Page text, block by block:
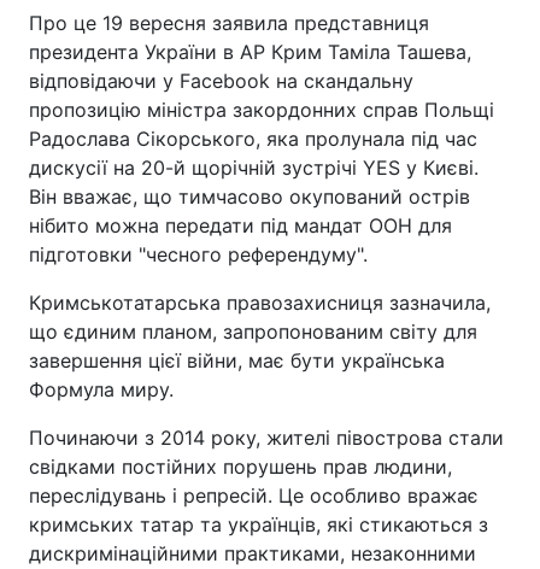
Про це 19 вересня заявила представниця
президента України в АР Крим Таміла Ташева,
відповідаючи у Facebook на скандальну
пропозицію міністра закордонних справ Польщі
Радослава Сікорського, яка пролунала під час
дискусії на 20-й щорічній зустрічі YES у Києві.
Він вважає, що тимчасово окупований острів
нібито можна передати під мандат ООН для
підготовки "чесного референдуму".
Кримськотатарська правозахисниця зазначила,
що єдиним планом, запропонованим світу для
завершення цієї війни, має бути українська
Формула миру.
Починаючи з 2014 року, жителі півострова стали
свідками постійних порушень прав людини,
переслідувань і репресій. Це особливо вражає
кримських татар та українців, які стикаються з
дискримінаційними практиками, незаконними